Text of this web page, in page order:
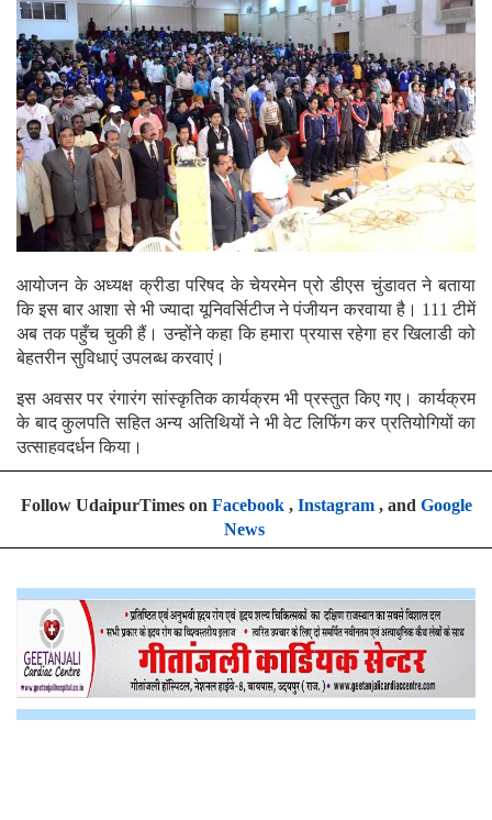
आयोजन के अध्यक्ष क्रीडा परिषद के चेयरमेन प्रो डीएस चुंडावत ने बताया
कि इस बार आशा से भी ज्यादा यूनिवर्सिटीज ने पंजीयन करवाया है। 111 टीमें
अब तक पहुँच चुकी हैं। उन्होंने कहा कि हमारा प्रयास रहेगा हर खिलाडी को
बेहतरीन सुविधाएं उपलब्ध करवाएं।
इस अवसर पर रंगारंग सांस्कृतिक कार्यक्रम भी प्रस्तुत किए गए। कार्यक्रम
के बाद कुलपति सहित अन्य अतिथियों ने भी वेट लिफिंग कर प्रतियोगियों का
उत्साहवदर्धन किया।
Follow UdaipurTimes on Facebook, Instagram, and Google
News